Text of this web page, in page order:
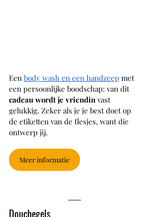
Een body wash en een handzeep met
een persoonlijke boodschap: van dit
cadeau wordt je vriendin vast
gelukkig. Zeker als je je best doet op
de etiketten van de flesjes, want die
ontwerp jij.
Meer informatie
Douchegels